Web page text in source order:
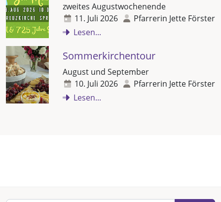
zweites Augustwochenende
11. Juli 2026
Pfarrerin Jette Förster
Lesen...
Sommerkirchentour
August und September
10. Juli 2026
Pfarrerin Jette Förster
Lesen...